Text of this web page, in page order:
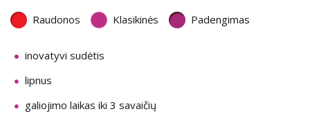
Raudonos Klasikinės Padengimas
inovatyvi sudėtis
lipnus
galiojimo laikas iki 3 savaičių